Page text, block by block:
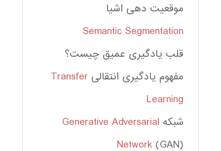
موقعیت دهی اشیا
Semantic Segmentation
قلب یادگیری عمیق چیست؟
مفهوم یادگیری انتقالی Transfer
Learning
شبکه Generative Adversarial
Network (GAN)